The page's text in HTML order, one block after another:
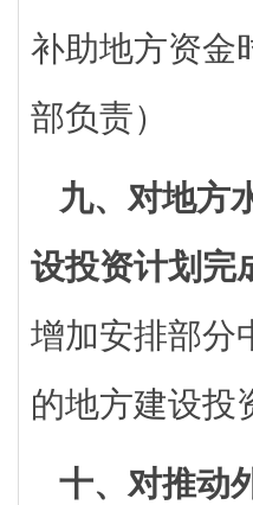
补助地方资金
部负责）
九、对地方
设投资计划完
增加安排部分
的地方建设投
十、对推动